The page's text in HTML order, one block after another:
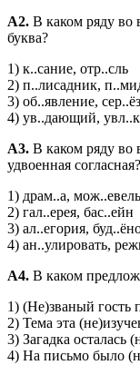
А2. В каком ряду во
буква?
1) к..сание, отр..сль
2) п..лисадник,
3) об..явление,
4) ув..дающий,
А3. В каком ряду во
удвоенная согласная?
1) драм..а,
2) гал..ерея, бас..ейн
3) ал..егория,
4) ан..улировать,
А4. В каком
1) (Не)званый гость
2) Тема эта
3) Загадка осталась
4) На письмо было